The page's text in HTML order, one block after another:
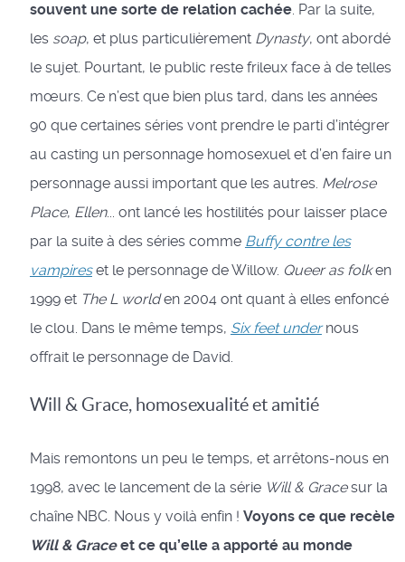
souvent une sorte de relation cachée. Par la suite,
les soap, et plus particulièrement Dynasty, ont abordé
le sujet. Pourtant, le public reste frileux face à de telles
mœurs. Ce n’est que bien plus tard, dans les années
90 que certaines séries vont prendre le parti d’intégrer
au casting un personnage homosexuel et d’en faire un
personnage aussi important que les autres. Melrose
Place, Ellen... ont lancé les hostilités pour laisser place
par la suite à des séries comme Buffy contre les
vampireset le personnage de Willow. Queer as folken
1999 et The L worlden 2004 ont quant à elles enfoncé
le clou. Dans le même temps, Six feet undernous
offrait le personnage de David.
Will & Grace, homosexualité et amitié
Mais remontons un peu le temps, et arrêtons-nous en
1998, avec le lancement de la série Will & Gracesur la
chaîne NBC. Nous y voilà enfin ! Voyons ce que recèle
Will & Graceet ce qu’elle a apporté au monde